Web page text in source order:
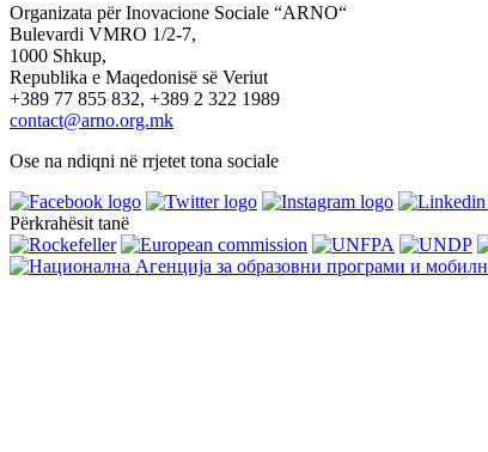
Organizata për Inovacione Sociale “ARNO“
Bulevardi VMRO 1/2-7,
1000 Shkup,
Republika e Maqedonisë së Veriut
+389 77 855 832, +389 2 322 1989
contact@arno.org.mk
Ose na ndiqni në rrjetet tona sociale
Përkrahësit tanë